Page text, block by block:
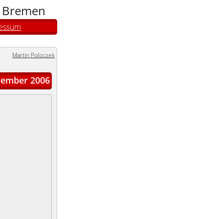
Martin Poloczek
2006